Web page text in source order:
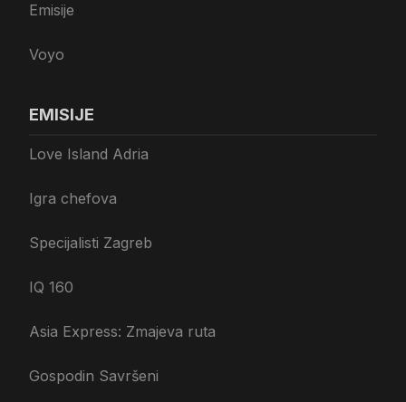
Emisije
Voyo
EMISIJE
Love Island Adria
Igra chefova
Specijalisti Zagreb
IQ 160
Asia Express: Zmajeva ruta
Gospodin Savršeni